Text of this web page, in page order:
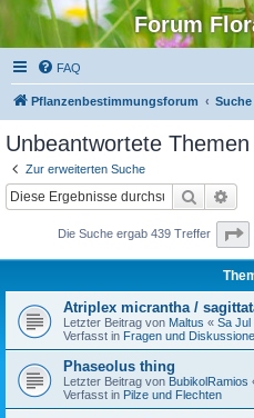
Forum
FAQ
Pflanzenbestimmungsforum Suche
Unbeantwortete Themen
Zur erweiterten Suche
Suche
Die Suche ergab 439 Treffer
Atriplex micrantha /
Letzter Beitrag von Maltus « Sa Jul
Verfasst in Fragen und
Phaseolus thing
Letzter Beitrag von BubikolRamios
Verfasst in Pilze und Flechten